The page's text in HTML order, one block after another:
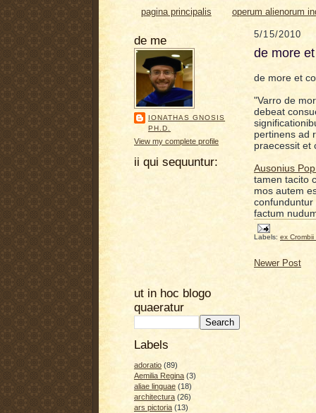
pagina principalis operum alienorum
de me
IONATHAS GNOSIS
PH.D.
View my complete profile
ii qui sequuntur:
ut in hoc blogo
quaeratur
Labels
adoratio (89)
Aemilia Regina (3)
aliae linguae (18)
architectura (26)
ars pictoria (13)
5/15/2010
de more
de more et
"Varro de
debeat
pertinens ad
praecessit et
Ausonius P
tamen tacito
mos autem
confunduntur
factum
Labels: ex Crombii
Newer Post